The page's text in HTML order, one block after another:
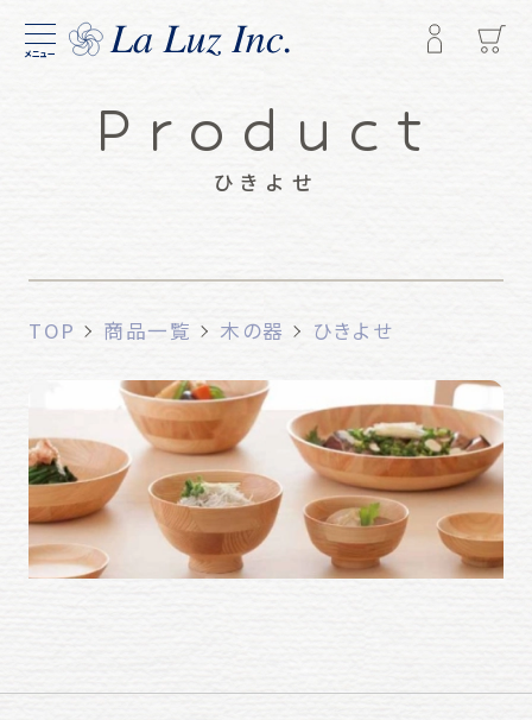
メニュー
Product
ひきよせ
TOP 商品一覧 木の器 ひきよせ